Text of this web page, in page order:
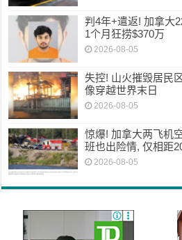
判4年+遣返! 加拿大
1个月狂捞$370万
2026-08-05
失控! 山火摧毁居民
像穿越世界末日
2026-08-05
惊爆! 加拿大两飞机
班也出险情, 仅相距
2026-08-05